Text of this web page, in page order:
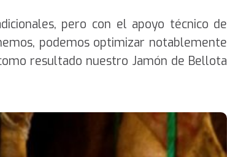
pero con el apoyo técnico de
podemos optimizar notablemente
resultado nuestro Jamón de Bellota